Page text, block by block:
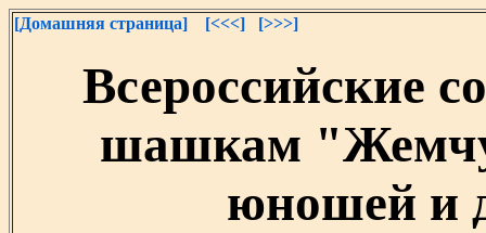
[Домашняя страница] [<<<] [>>>]
Всероссийские
шашкам
юношей и